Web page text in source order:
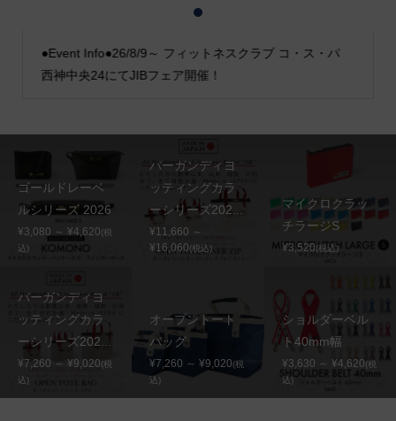
●Event Info●26/8/9～ フィットネスクラブ コ・ス・パ
西神中央24にてJIBフェア開催！
2
ゴールドレーベ
ルシリーズ 2026
¥3,080 ～ ¥4,620(税
込)
バーガンディヨ
ッティングカラ
ーシリーズ202...
¥11,660 ～
¥16,060(税込)
マイクロクラッ
チラージS
¥3,520(税込)
バーガンディヨ
ッティングカラ
ーシリーズ202...
¥7,260 ～ ¥9,020(税
込)
オープントート
バッグ
¥7,260 ～ ¥9,020(税
込)
ショルダーベル
ト40mm幅
¥3,630 ～ ¥4,620(税
込)